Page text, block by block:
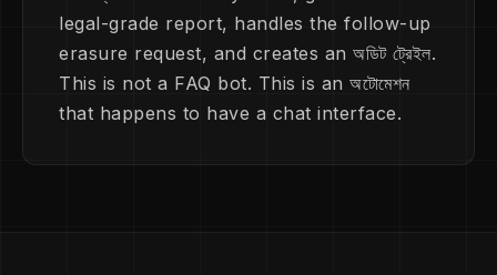
legal-grade report, handles the follow-up
erasure request, and creates an অডিট ট্রেইল.
This is not a FAQ bot. This is an অটোমেশন
that happens to have a chat interface.